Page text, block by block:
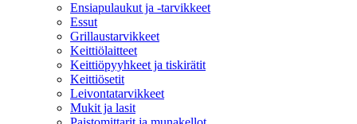
Ensiapulaukut ja -tarvikkeet
Essut
Grillaustarvikkeet
Keittiölaitteet
Keittiöpyyhkeet ja tiskirätit
Keittiösetit
Leivontatarvikkeet
Mukit ja lasit